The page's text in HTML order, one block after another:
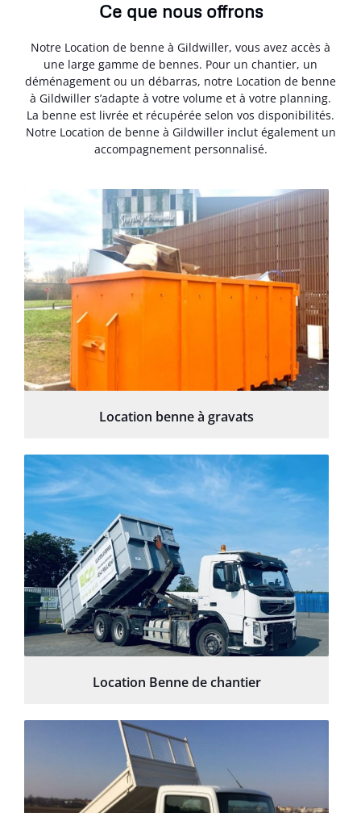
Ce que nous offrons
Notre Location de benne à Gildwiller, vous avez accès à
une large gamme de bennes. Pour un chantier, un
déménagement ou un débarras, notre Location de benne
à Gildwiller s’adapte à votre volume et à votre planning.
La benne est livrée et récupérée selon vos disponibilités.
Notre Location de benne à Gildwiller inclut également un
accompagnement personnalisé.
Location benne à gravats
Location Benne de chantier